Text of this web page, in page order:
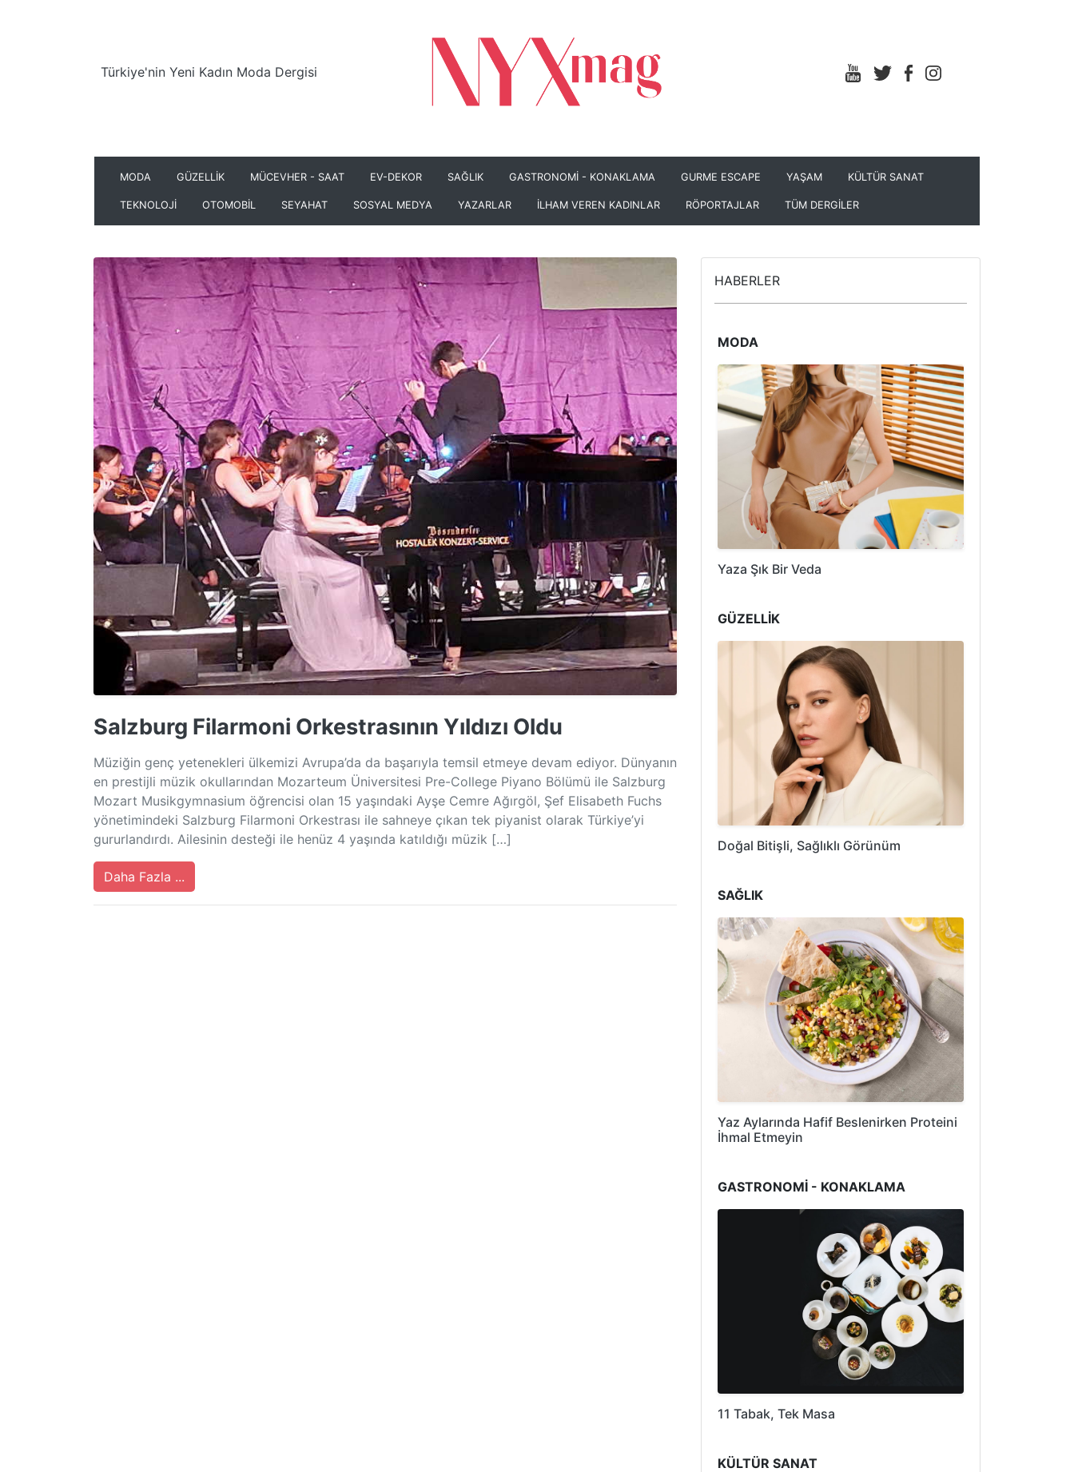
Türkiye'nin Yeni Kadın Moda Dergisi
MODA GÜZELLİK MÜCEVHER - SAAT EV-DEKOR SAĞLIK GASTRONOMİ - KONAKLAMA GURME ESCAPE YAŞAM KÜLTÜR SANAT
TEKNOLOJİ OTOMOBİL SEYAHAT SOSYAL MEDYA YAZARLAR İLHAM VEREN KADINLAR RÖPORTAJLAR TÜM DERGİLER
Salzburg Filarmoni Orkestrasının Yıldızı Oldu
Müziğin genç yetenekleri ülkemizi Avrupa’da da başarıyla temsil etmeye devam ediyor. Dünyanın
en prestijli müzik okullarından Mozarteum Üniversitesi Pre-College Piyano Bölümü ile Salzburg
Mozart Musikgymnasium öğrencisi olan 15 yaşındaki Ayşe Cemre Ağırgöl, Şef Elisabeth Fuchs
yönetimindeki Salzburg Filarmoni Orkestrası ile sahneye çıkan tek piyanist olarak Türkiye’yi
gururlandırdı. Ailesinin desteği ile henüz 4 yaşında katıldığı müzik […]
Daha Fazla ...
HABERLER
MODA
Yaza Şık Bir Veda
GÜZELLİK
Doğal Bitişli, Sağlıklı Görünüm
SAĞLIK
Yaz Aylarında Hafif Beslenirken Proteini
İhmal Etmeyin
GASTRONOMİ - KONAKLAMA
11 Tabak, Tek Masa
KÜLTÜR SANAT